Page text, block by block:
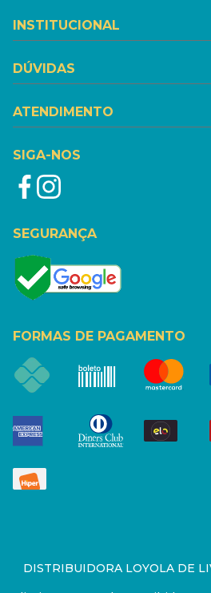
INSTITUCIONAL
DÚVIDAS
ATENDIMENTO
SIGA-NOS
SEGURANÇA
FORMAS DE PAGAMENTO
DISTRIBUIDORA LOYOLA DE